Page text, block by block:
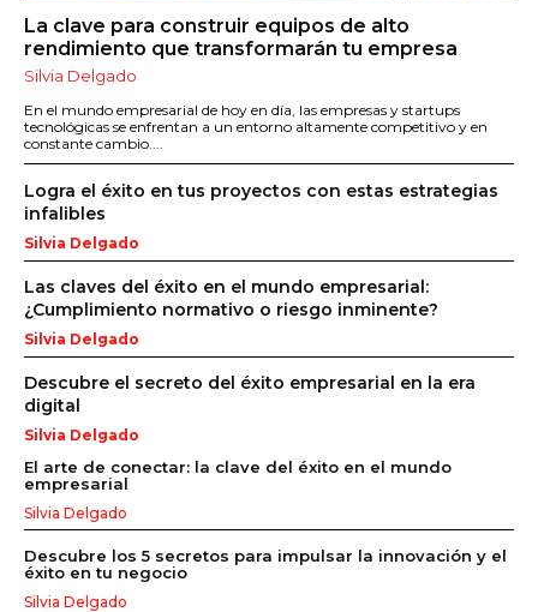
La clave para construir equipos de alto
rendimiento que transformarán tu empresa
Silvia Delgado
En el mundo empresarial de hoy en día, las empresas y startups
tecnológicas se enfrentan a un entorno altamente competitivo y en
constante cambio....
Logra el éxito en tus proyectos con estas estrategias
infalibles
Silvia Delgado
Las claves del éxito en el mundo empresarial:
¿Cumplimiento normativo o riesgo inminente?
Silvia Delgado
Descubre el secreto del éxito empresarial en la era
digital
Silvia Delgado
El arte de conectar: la clave del éxito en el mundo
empresarial
Silvia Delgado
Descubre los 5 secretos para impulsar la innovación y el
éxito en tu negocio
Silvia Delgado